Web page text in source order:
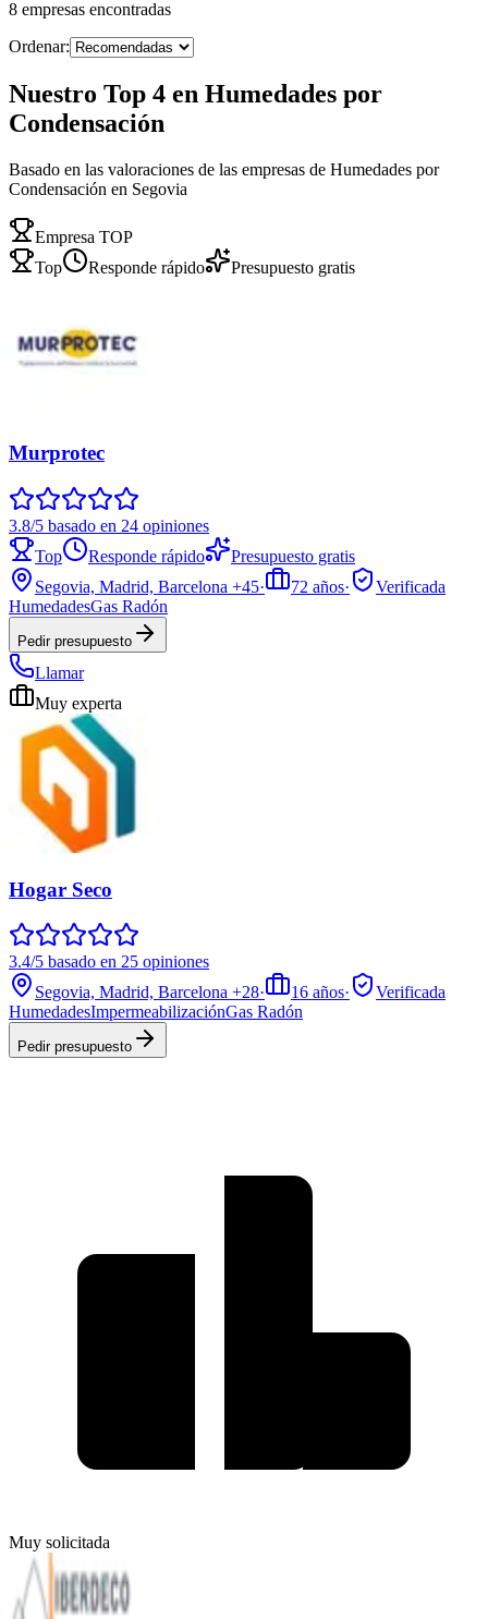
8 empresas encontradas
Ordenar:
Nuestro Top 4 en Humedades por
Condensación
Basado en las valoraciones de las empresas de Humedades por
Condensación en Segovia
Empresa TOP
Top
Responde rápido Presupuesto gratis
Murprotec
3.8/5 basado en 24 opiniones
Top
Responde rápido
Presupuesto gratis
Segovia, Madrid, Barcelona +45· 72 años·
Verificada
HumedadesGas Radón
Pedir presupuesto
Llamar
Muy experta
Hogar Seco
3.4/5 basado en 25 opiniones
Segovia, Madrid, Barcelona +28· 16 años·
Verificada
HumedadesImpermeabilizaciónGas Radón
Pedir presupuesto
Muy solicitada